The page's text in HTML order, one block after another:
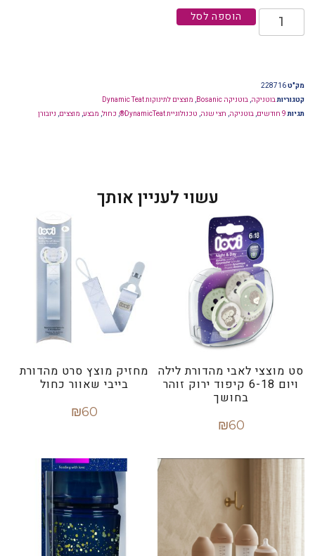
הוספה לסל
מק"ט228716
קטגוריותבוטניקה, בוטניקה Bosanic , מוצצים לתינוקות Dynamic Teat
תגיות 9 חודשים , בוטניקה, חצי שנה, טכנולוגיית DynamicTeat® , כחול, מבצע, מוצצים, ניובורן
עשוי לעניין אותך
סט מוצצי לאבי מהדורת לילה
ויום 6-18 קיפוד ירוק זוהר
בחושך
₪60
מחזיק מוצץ סרט מהדורת
בייבי שאוור כחול
₪60